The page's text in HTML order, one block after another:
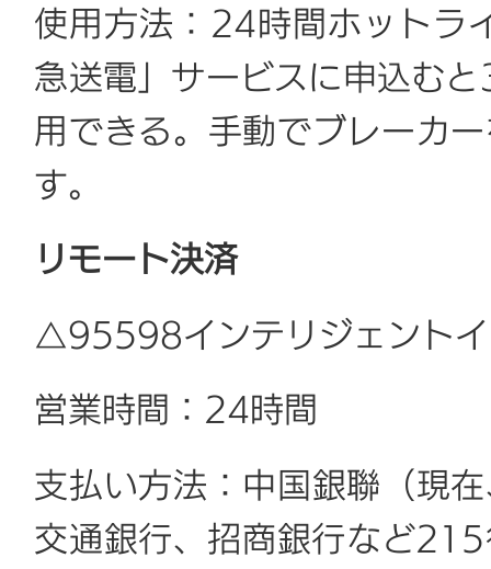
使用方法：24時間ホットラ
急送電」サービスに申込む
用できる。手動でブレーカ
す。
リモート決済
△95598インテリジェント
営業時間：24時間
支払い方法：中国銀聯（現
交通銀行、招商銀行など